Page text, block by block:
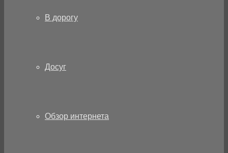
В дорогу
Досуг
Обзор интернета